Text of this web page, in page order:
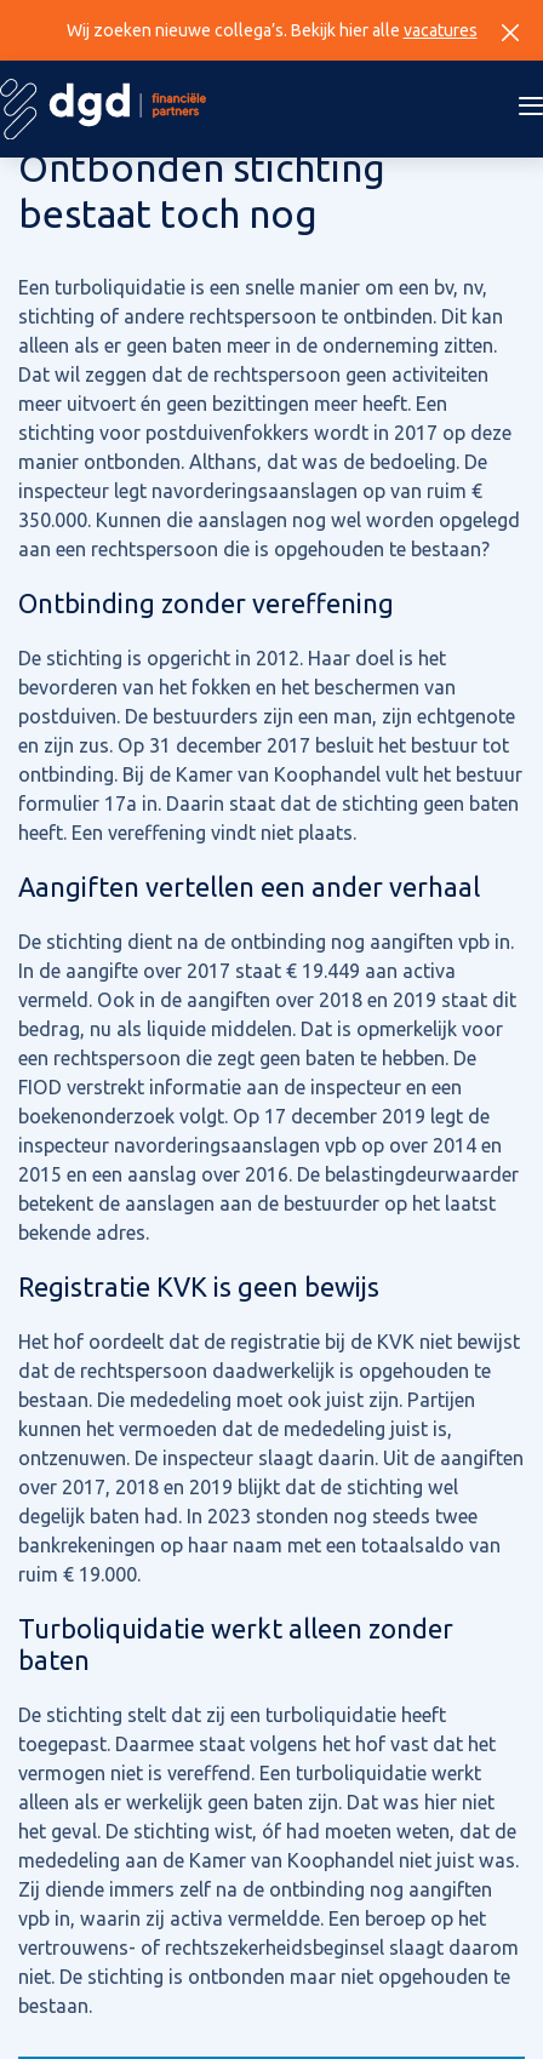
Wij zoeken nieuwe collega’s. Bekijk hier alle vacatures
21 mei 2026
Ontbonden stichting
bestaat toch nog
Een turboliquidatie is een snelle manier om een bv, nv,
stichting of andere rechtspersoon te ontbinden. Dit kan
alleen als er geen baten meer in de onderneming zitten.
Dat wil zeggen dat de rechtspersoon geen activiteiten
meer uitvoert én geen bezittingen meer heeft. Een
stichting voor postduivenfokkers wordt in 2017 op deze
manier ontbonden. Althans, dat was de bedoeling. De
inspecteur legt navorderingsaanslagen op van ruim €
350.000. Kunnen die aanslagen nog wel worden opgelegd
aan een rechtspersoon die is opgehouden te bestaan?
Ontbinding zonder vereffening
De stichting is opgericht in 2012. Haar doel is het
bevorderen van het fokken en het beschermen van
postduiven. De bestuurders zijn een man, zijn echtgenote
en zijn zus. Op 31 december 2017 besluit het bestuur tot
ontbinding. Bij de Kamer van Koophandel vult het bestuur
formulier 17a in. Daarin staat dat de stichting geen baten
heeft. Een vereffening vindt niet plaats.
Aangiften vertellen een ander verhaal
De stichting dient na de ontbinding nog aangiften vpb in.
In de aangifte over 2017 staat € 19.449 aan activa
vermeld. Ook in de aangiften over 2018 en 2019 staat dit
bedrag, nu als liquide middelen. Dat is opmerkelijk voor
een rechtspersoon die zegt geen baten te hebben. De
FIOD verstrekt informatie aan de inspecteur en een
boekenonderzoek volgt. Op 17 december 2019 legt de
inspecteur navorderingsaanslagen vpb op over 2014 en
2015 en een aanslag over 2016. De belastingdeurwaarder
betekent de aanslagen aan de bestuurder op het laatst
bekende adres.
Registratie KVK is geen bewijs
Het hof oordeelt dat de registratie bij de KVK niet bewijst
dat de rechtspersoon daadwerkelijk is opgehouden te
bestaan. Die mededeling moet ook juist zijn. Partijen
kunnen het vermoeden dat de mededeling juist is,
ontzenuwen. De inspecteur slaagt daarin. Uit de aangiften
over 2017, 2018 en 2019 blijkt dat de stichting wel
degelijk baten had. In 2023 stonden nog steeds twee
bankrekeningen op haar naam met een totaalsaldo van
ruim € 19.000.
Turboliquidatie werkt alleen zonder
baten
De stichting stelt dat zij een turboliquidatie heeft
toegepast. Daarmee staat volgens het hof vast dat het
vermogen niet is vereffend. Een turboliquidatie werkt
alleen als er werkelijk geen baten zijn. Dat was hier niet
het geval. De stichting wist, óf had moeten weten, dat de
mededeling aan de Kamer van Koophandel niet juist was.
Zij diende immers zelf na de ontbinding nog aangiften
vpb in, waarin zij activa vermeldde. Een beroep op het
vertrouwens- of rechtszekerheidsbeginsel slaagt daarom
niet. De stichting is ontbonden maar niet opgehouden te
bestaan.